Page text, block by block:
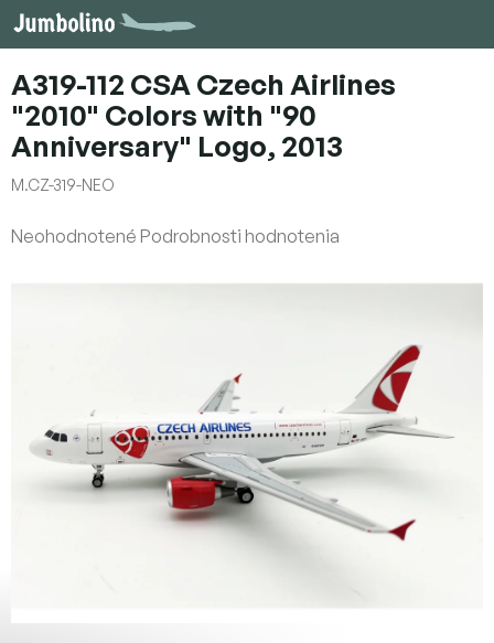
Prejsť
na
A319-112 CSA Czech Airlines
"2010" Colors with "90
Anniversary" Logo, 2013
M.CZ-319-NEO
Priemerné
Neohodnotené Podrobnosti hodnotenia